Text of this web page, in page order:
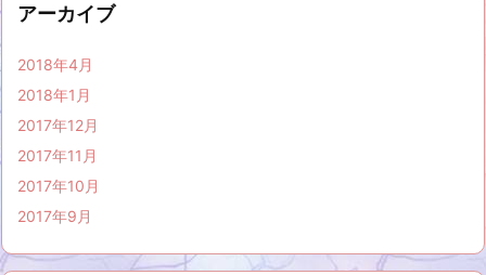
アーカイブ
2018年4月
2018年1月
2017年12月
2017年11月
2017年10月
2017年9月